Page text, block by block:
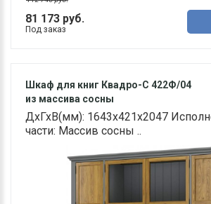
81 173 руб.
Под заказ
Шкаф для книг Квадро-С 422Ф/04
из массива сосны
ДхГхВ(мм): 1643х421х2047
части: Массив сосны ..